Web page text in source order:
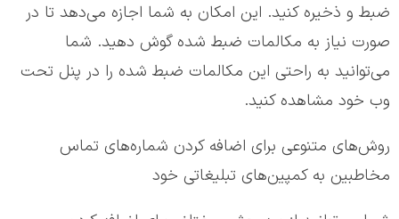
ضبط و ذخیره کنید. این امکان به شما اجازه می‌دهد تا در
صورت نیاز به مکالمات ضبط شده گوش دهید. شما
می‌توانید به راحتی این مکالمات ضبط شده را در پنل تحت
وب خود مشاهده کنید.
روش‌های متنوعی برای اضافه کردن شماره‌های تماس
مخاطبین به کمپین‌های تبلیغاتی خود